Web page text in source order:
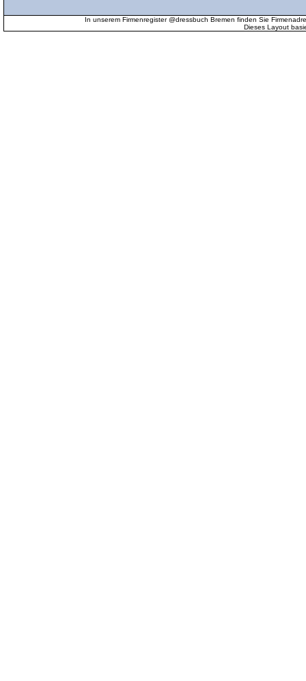
In unserem Firmenregister @dressbuch Bremen finden Sie
Dieses Layout